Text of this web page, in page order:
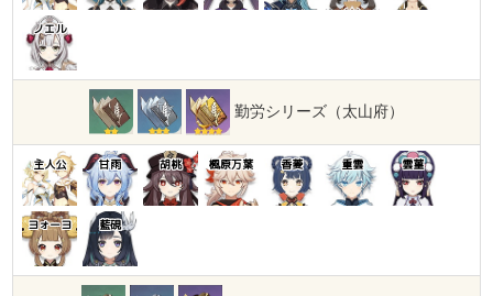
ノエル
勤労シリーズ（太山府）
主人公 甘雨 胡桃 楓原万葉 香菱 重雲 雲菫
ヨォーヨ 藍硯